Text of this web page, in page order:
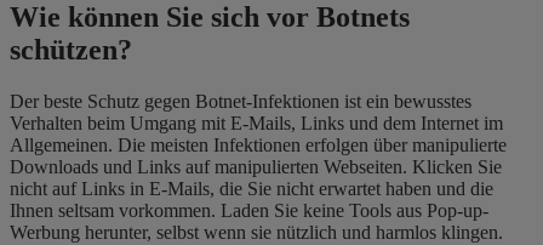
Wie können Sie sich vor Botnets
schützen?
Der beste Schutz gegen Botnet-Infektionen ist ein bewusstes
Verhalten beim Umgang mit E-Mails, Links und dem Internet im
Allgemeinen. Die meisten Infektionen erfolgen über manipulierte
Downloads und Links auf manipulierten Webseiten. Klicken Sie
nicht auf Links in E-Mails, die Sie nicht erwartet haben und die
Ihnen seltsam vorkommen. Laden Sie keine Tools aus Pop-up-
Werbung herunter, selbst wenn sie nützlich und harmlos klingen.